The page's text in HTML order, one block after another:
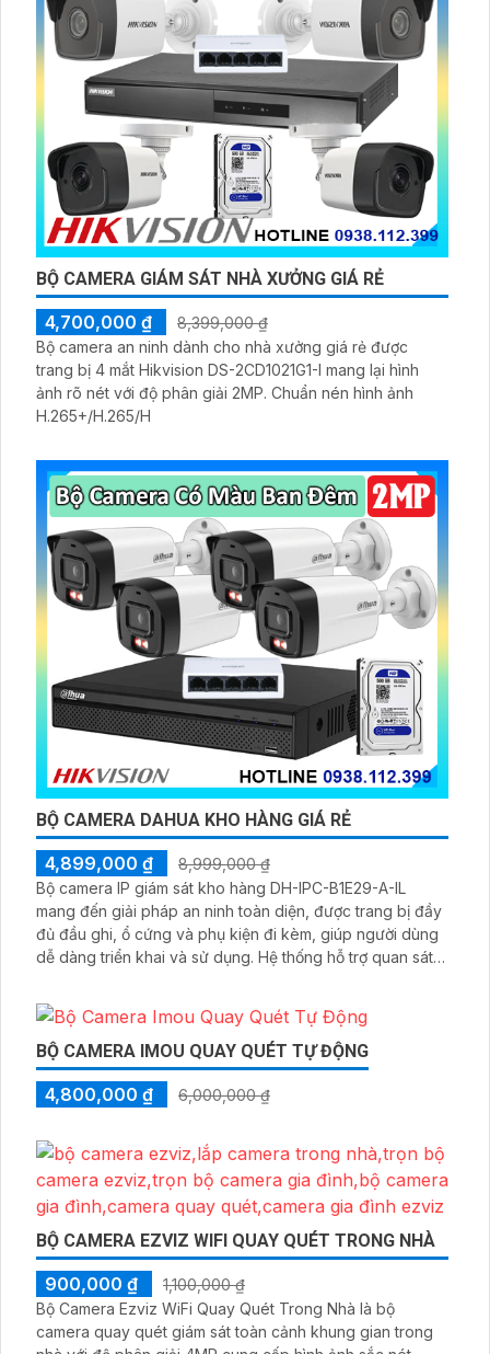
BỘ CAMERA GIÁM SÁT NHÀ XƯỞNG GIÁ RẺ
4,700,000 ₫
8,399,000 ₫
Bộ camera an ninh dành cho nhà xưởng giá rẻ được
trang bị 4 mắt Hikvision DS-2CD1021G1-I mang lại hình
ảnh rõ nét với độ phân giải 2MP. Chuẩn nén hình ảnh
H.265+/H.265/H
BỘ CAMERA DAHUA KHO HÀNG GIÁ RẺ
4,899,000 ₫
8,999,000 ₫
Bộ camera IP giám sát kho hàng DH-IPC-B1E29-A-IL
mang đến giải pháp an ninh toàn diện, được trang bị đầy
đủ đầu ghi, ổ cứng và phụ kiện đi kèm, giúp người dùng
dễ dàng triển khai và sử dụng. Hệ thống hỗ trợ quan sát
LED ánh sáng trắng, cùng khả năng phát hiện chuyển
động thông minh, giúp đảm bảo an toàn tuyệt đối cho
khu vực kho hàng
BỘ CAMERA IMOU QUAY QUÉT TỰ ĐỘNG
4,800,000 ₫ 6,000,000 ₫
BỘ CAMERA EZVIZ WIFI QUAY QUÉT TRONG NHÀ
900,000 ₫
1,100,000 ₫
Bộ Camera Ezviz WiFi Quay Quét Trong Nhà là bộ
camera quay quét giám sát toàn cảnh khung gian trong